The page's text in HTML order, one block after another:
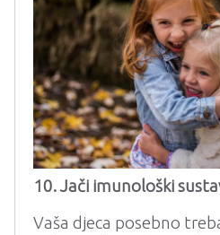
10. Jači imunološki
Vaša djeca posebno